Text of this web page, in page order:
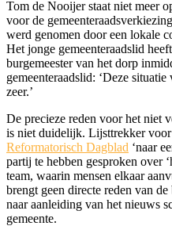
Tom de Nooijer staat niet meer
voor de
werd genomen door een lokale
Het jonge gemeenteraadslid
burgemeester van het dorp
gemeenteraadslid: ‘Deze
zeer.’
De precieze reden voor het niet
is niet duidelijk. Lijsttrekker
Reformatorisch Dagblad ‘naar
partij te hebben gesproken over
team, waarin mensen elkaar
brengt geen directe reden van
naar aanleiding van het nieuws
gemeente.